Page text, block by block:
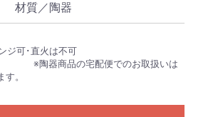
材質／陶器
ジ可･直火は不可
宅配便でのお取扱いは
。